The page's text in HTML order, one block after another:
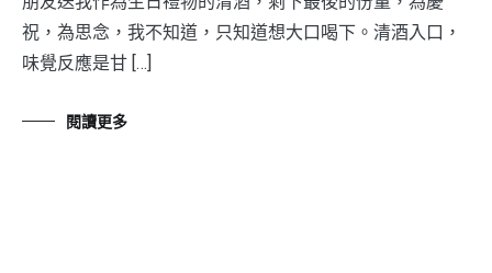
祝，為思念，我不知道，只知道想大口喝下。清酒入口，
味覺反應是甘 […]
閱讀更多